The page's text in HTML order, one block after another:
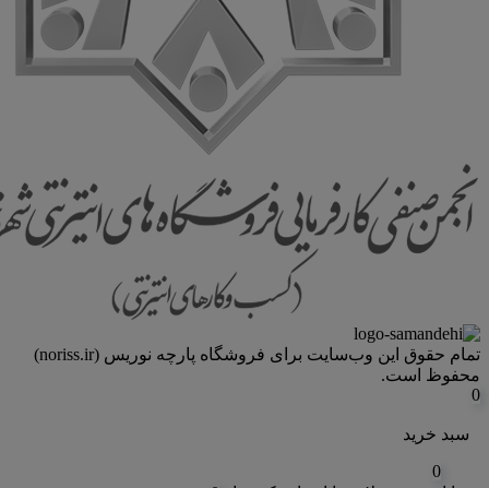
تمام حقوق اين وب‌سايت برای فروشگاه پارچه نوریس (noriss.ir)
محفوظ است.
0
سبد خرید
0